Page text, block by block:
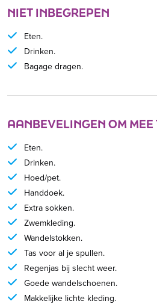
NIET INBEGREPEN
Eten.
Drinken.
Bagage dragen.
AANBEVELINGEN OM MEE
Eten.
Drinken.
Hoed/pet.
Handdoek.
Extra sokken.
Zwemkleding.
Wandelstokken.
Tas voor al je spullen.
Regenjas bij slecht weer.
Goede wandelschoenen.
Makkelijke lichte kleding.